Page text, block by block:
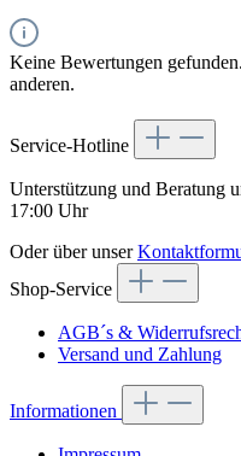
Keine Bewertungen
anderen.
Service-Hotline
Unterstützung und Beratung
17:00 Uhr
Oder über unser
Shop-Service
AGB´s &
Versand und Zahlung
Informationen